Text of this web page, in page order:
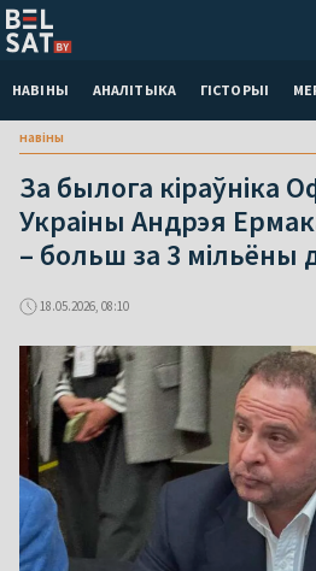
НАВІНЫ АНАЛІТЫКА ГІСТОРЫІ
навіны
За былога кіраўніка
Украіны Андрэя
– больш за 3 мільёны
18.05.2026, 08:10